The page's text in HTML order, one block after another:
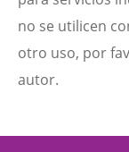
no se utilicen
otro uso, por
autor.